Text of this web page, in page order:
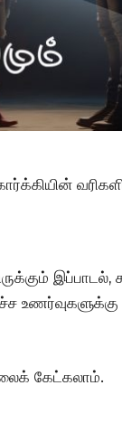
இப்பாடல்,
கேட்கலாம்.